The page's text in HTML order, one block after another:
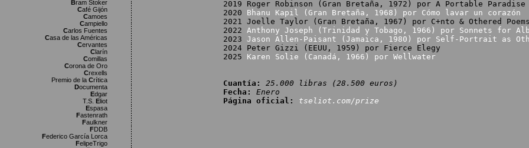
Bram Stoker
Café Gijón
Camoes
Campiello
Carlos Fuentes
Casa de las Américas
Cervantes
Clarín
Comillas
Corona de Oro
Crexells
Premio de la Crítica
Documenta
Edgar
T.S. Eliot
Espasa
Fastenrath
Faulkner
FDDB
Federico García Lorca
FelipeTrigo
2019 Roger Robinson (Gran Bretaña, 1972) por A Portable Paradise
2020 Bhanu Kapil (Gran Bretaña, 1968) por Cómo lavar un corazón
2021 Joelle Taylor (Gran Bretaña, 1967) por C+nto & Othered Poems
2022 Anthony Joseph (Trinidad y Tobago, 1966) por Sonnets for
2023 Jason Allen-Paisant (Jamaica, 1980) por Self-Portrait as
2024 Peter Gizzi (EEUU, 1959) por Fierce Elegy
2025 Karen Solie (Canadá, 1966) por Wellwater
Cuantía:
25.000 libras (28.500 euros)
Fecha:
Enero
Página oficial:
tseliot.com/prize